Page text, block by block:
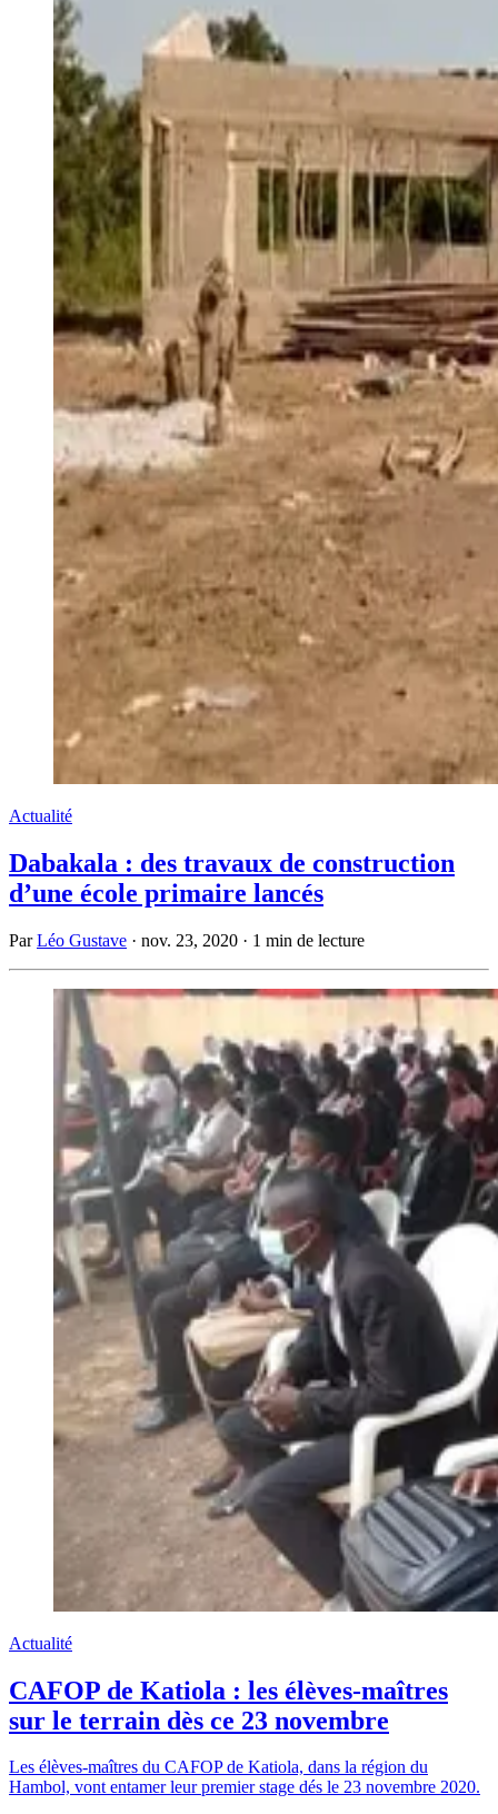
Actualité
Dabakala : des travaux de construction
d’une école primaire lancés
ParLéo Gustave · nov. 23, 2020 · 1 min de lecture
Actualité
CAFOP de Katiola : les élèves-maîtres
sur le terrain dès ce 23 novembre
Les élèves-maîtres du CAFOP de Katiola, dans la région du
Hambol, vont entamer leur premier stage dés le 23 novembre 2020.